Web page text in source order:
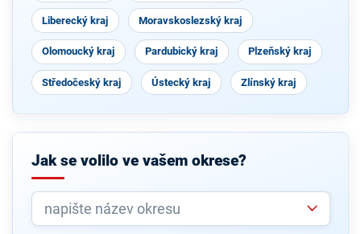
Liberecký kraj Moravskoslezský kraj
Olomoucký kraj Pardubický kraj Plzeňský kraj
Středočeský kraj Ústecký kraj Zlínský kraj
Jak se volilo ve vašem okrese?